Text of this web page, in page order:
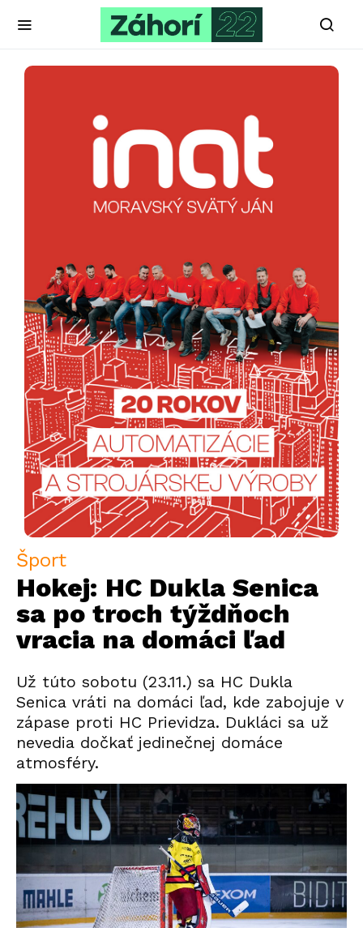
Šport
Hokej: HC Dukla Senica
sa po troch týždňoch
vracia na domáci ľad
Už túto sobotu (23.11.) sa HC Dukla
Senica vráti na domáci ľad, kde zabojuje v
zápase proti HC Prievidza. Dukláci sa už
nevedia dočkať jedinečnej domáce
atmosféry.